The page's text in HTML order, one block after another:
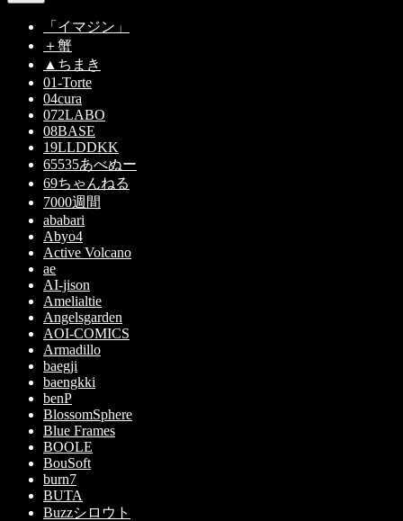
「イマジン」
＋蟹
▲ちまき
01-Torte
04cura
072LABO
08BASE
19LLDDKK
65535あべぬー
69ちゃんねる
7000週間
ababari
Abyo4
Active Volcano
ae
AI-jison
Amelialtie
Angelsgarden
AOI-COMICS
Armadillo
baegji
baengkki
benP
BlossomSphere
Blue Frames
BOOLE
BouSoft
burn7
BUTA
Buzzシロウト